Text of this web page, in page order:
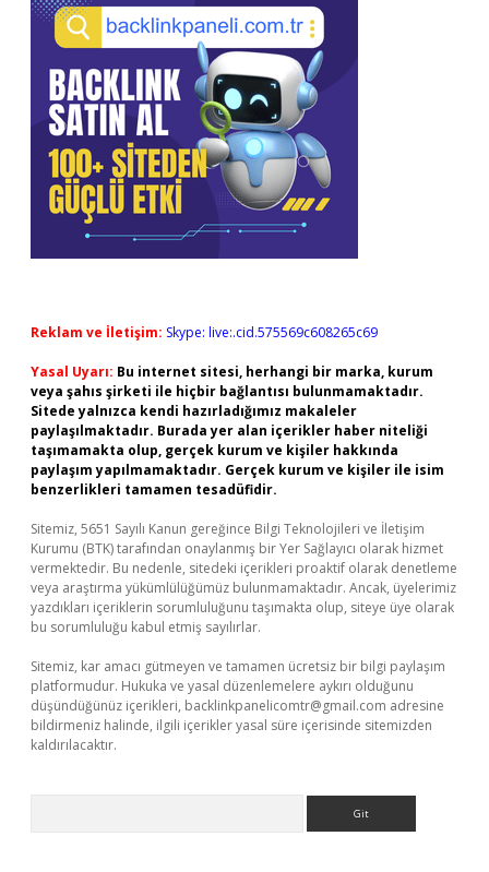
Reklam ve İletişim: Skype: live:.cid.575569c608265c69
Yasal Uyarı: Bu internet sitesi, herhangi bir marka, kurum
veya şahıs şirketi ile hiçbir bağlantısı bulunmamaktadır.
Sitede yalnızca kendi hazırladığımız makaleler
paylaşılmaktadır. Burada yer alan içerikler haber niteliği
taşımamakta olup, gerçek kurum ve kişiler hakkında
paylaşım yapılmamaktadır. Gerçek kurum ve kişiler ile isim
benzerlikleri tamamen tesadüfidir.
Sitemiz, 5651 Sayılı Kanun gereğince Bilgi Teknolojileri ve İletişim
Kurumu (BTK) tarafından onaylanmış bir Yer Sağlayıcı olarak hizmet
vermektedir. Bu nedenle, sitedeki içerikleri proaktif olarak denetleme
veya araştırma yükümlülüğümüz bulunmamaktadır. Ancak, üyelerimiz
yazdıkları içeriklerin sorumluluğunu taşımakta olup, siteye üye olarak
bu sorumluluğu kabul etmiş sayılırlar.
Sitemiz, kar amacı gütmeyen ve tamamen ücretsiz bir bilgi paylaşım
platformudur. Hukuka ve yasal düzenlemelere aykırı olduğunu
düşündüğünüz içerikleri, backlinkpanelicomtr@gmail.com adresine
bildirmeniz halinde, ilgili içerikler yasal süre içerisinde sitemizden
kaldırılacaktır.